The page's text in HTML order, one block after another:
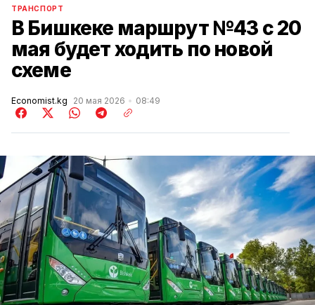
ТРАНСПОРТ
В Бишкеке маршрут №43 с 20
мая будет ходить по новой
схеме
Economist.kg 20 мая 2026 08:49